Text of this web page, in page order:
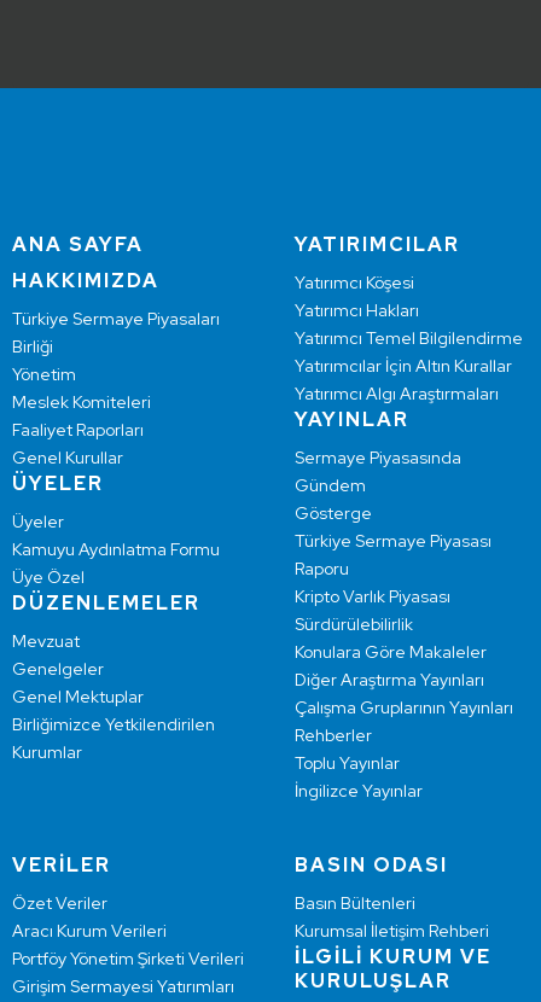
ANA SAYFA
HAKKIMIZDA
Türkiye Sermaye Piyasaları
Birliği
Yönetim
Meslek Komiteleri
Faaliyet Raporları
Genel Kurullar
ÜYELER
Üyeler
Kamuyu Aydınlatma Formu
Üye Özel
DÜZENLEMELER
Mevzuat
Genelgeler
Genel Mektuplar
Birliğimizce Yetkilendirilen
Kurumlar
YATIRIMCILAR
Yatırımcı Köşesi
Yatırımcı Hakları
Yatırımcı Temel Bilgilendirme
Yatırımcılar İçin Altın Kurallar
Yatırımcı Algı Araştırmaları
YAYINLAR
Sermaye Piyasasında
Gündem
Gösterge
Türkiye Sermaye Piyasası
Raporu
Kripto Varlık Piyasası
Sürdürülebilirlik
Konulara Göre Makaleler
Diğer Araştırma Yayınları
Çalışma Gruplarının Yayınları
Rehberler
Toplu Yayınlar
İngilizce Yayınlar
VERİLER
Özet Veriler
Aracı Kurum Verileri
Portföy Yönetim Şirketi Verileri
Girişim Sermayesi Yatırımları
BASIN ODASI
Basın Bültenleri
Kurumsal İletişim Rehberi
İLGİLİ KURUM VE
KURULUŞLAR